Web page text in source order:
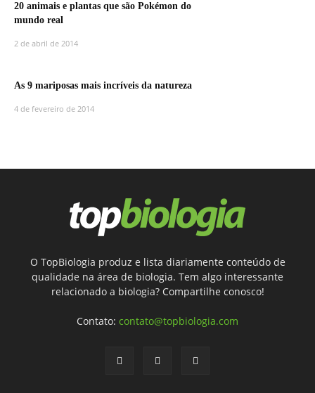
20 animais e plantas que são Pokémon do
mundo real
2 de abril de 2014
As 9 mariposas mais incríveis da natureza
4 de fevereiro de 2014
O TopBiologia produz e lista diariamente conteúdo de
qualidade na área de biologia. Tem algo interessante
relacionado a biologia? Compartilhe conosco!
Contato: contato@topbiologia.com